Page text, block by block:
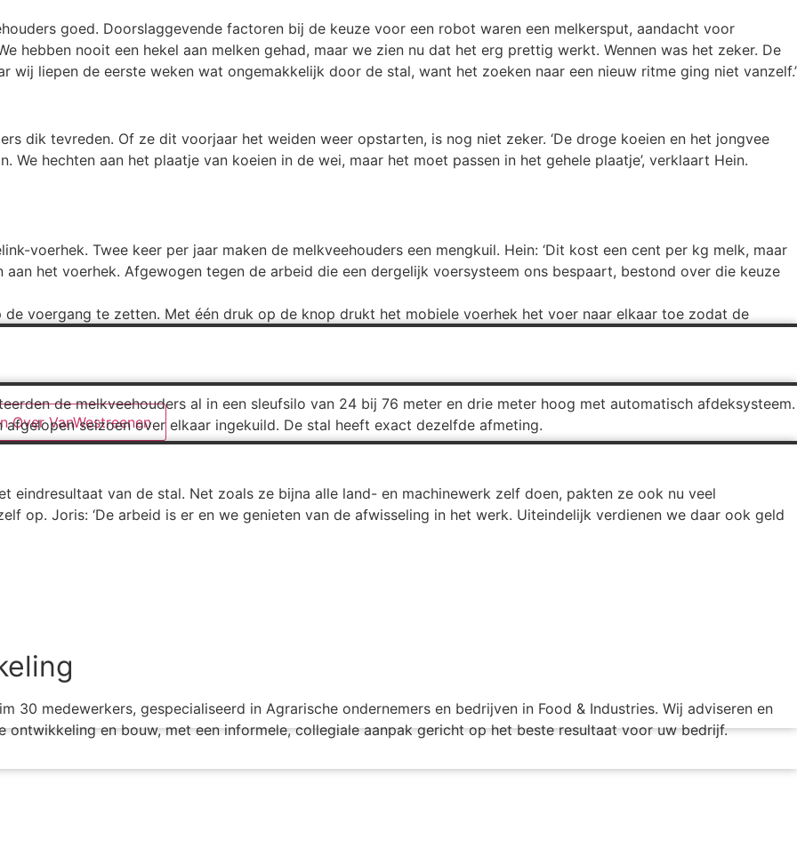
Over VanWestreenen
goed. Doorslaggevende factoren bij de keuze voor een robot waren een melkersput, aandacht voor
hebben nooit een hekel aan melken gehad, maar we zien nu dat het erg prettig werkt. Wennen was het zeker. De
wij liepen de eerste weken wat ongemakkelijk door de stal, want het zoeken naar een nieuw ritme ging niet vanzelf.’
dik tevreden. Of ze dit voorjaar het weiden weer opstarten, is nog niet zeker. ‘De droge koeien en het jongvee
hechten aan het plaatje van koeien in de wei, maar het moet passen in het gehele plaatje’, verklaart Hein.
voerhek. Twee keer per jaar maken de melkveehouders een mengkuil. Hein: ‘Dit kost een cent per kg melk, maar
het voerhek. Afgewogen tegen de arbeid die een dergelijk voersysteem ons bespaart, bestond over die keuze
voergang te zetten. Met één druk op de knop drukt het mobiele voerhek het voer naar elkaar toe zodat de
de melkveehouders al in een sleufsilo van 24 bij 76 meter en drie meter hoog met automatisch afdeksysteem.
seizoen over elkaar ingekuild. De stal heeft exact dezelfde afmeting.
eindresultaat van de stal. Net zoals ze bijna alle land- en machinewerk zelf doen, pakten ze ook nu veel
op. Joris: ‘De arbeid is er en we genieten van de afwisseling in het werk. Uiteindelijk verdienen we daar ook geld
30 medewerkers, gespecialiseerd in Agrarische ondernemers en bedrijven in Food & Industries. Wij adviseren en
en bouw, met een informele, collegiale aanpak gericht op het beste resultaat voor uw bedrijf.